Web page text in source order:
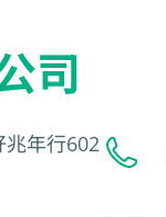
司
年行602